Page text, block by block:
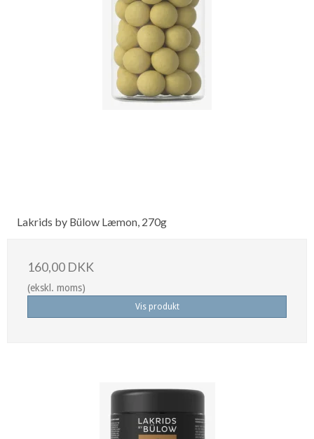
Lakrids by Bülow Læmon, 270g
160,00 DKK
(ekskl. moms)
Vis produkt